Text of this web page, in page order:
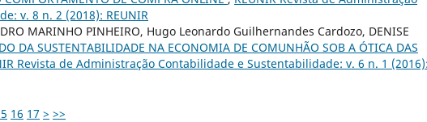
v. 8 n. 2 (2018): REUNIR
MARINHO PINHEIRO, Hugo Leonardo Guilhernandes Cardozo, DENISE
DA SUSTENTABILIDADE NA ECONOMIA DE COMUNHÃO SOB A ÓTICA DAS
Revista de Administração Contabilidade e Sustentabilidade: v. 6 n. 1
16 17 > >>